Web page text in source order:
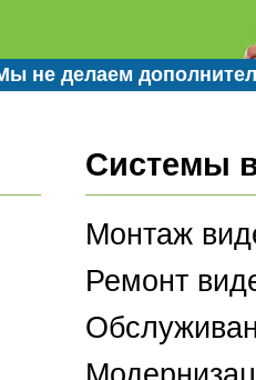
не делаем
Системы
Монтаж
Ремонт